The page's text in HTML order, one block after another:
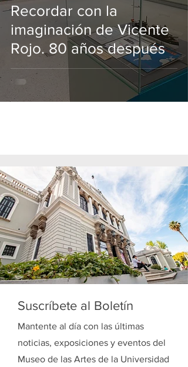
Recordar con la
imaginación de Vicente
Rojo. 80 años después
Suscríbete al Boletín
Mantente al día con las últimas
noticias, exposiciones y eventos del
Museo de las Artes de la Universidad